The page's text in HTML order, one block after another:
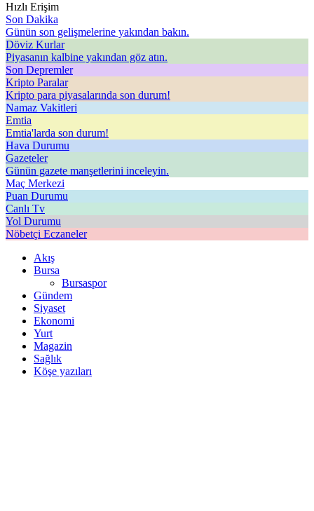
Hızlı Erişim
Son Dakika
Günün son gelişmelerine yakından bakın.
Döviz Kurlar
Piyasanın kalbine yakından göz atın.
Son Depremler
Kripto Paralar
Kripto para piyasalarında son durum!
Namaz Vakitleri
Emtia
Emtia'larda son durum!
Hava Durumu
Gazeteler
Günün gazete manşetlerini inceleyin.
Maç Merkezi
Puan Durumu
Canlı Tv
Yol Durumu
Nöbetçi Eczaneler
Akış
Bursa
Bursaspor
Gündem
Siyaset
Ekonomi
Yurt
Magazin
Sağlık
Köşe yazıları